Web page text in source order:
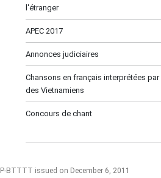
l'étranger
APEC 2017
Annonces judiciaires
Chansons en français interprétées par
des Vietnamiens
Concours de chant
BTTTT issued on December 6, 2011